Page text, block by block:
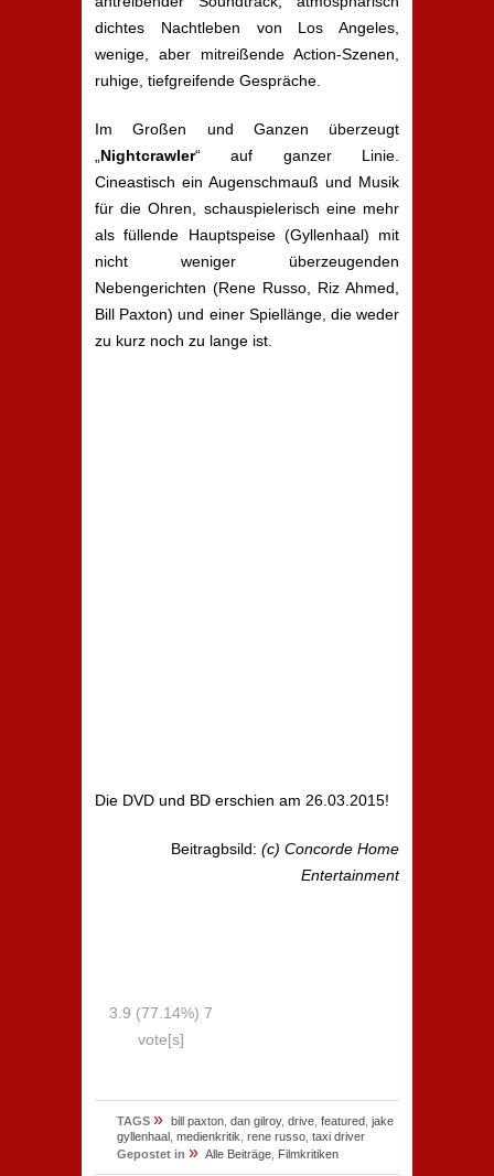
dichtes Nachtleben von Los Angeles,
wenige, aber mitreißende Action-Szenen,
ruhige, tiefgreifende Gespräche.
Im Großen und Ganzen überzeugt
Nightcrawler“ auf ganzer Linie.
Cineastisch ein Augenschmauß und Musik
für die Ohren, schauspielerisch eine mehr
als füllende Hauptspeise (Gyllenhaal) mit
nicht weniger überzeugenden
Nebengerichten (Rene Russo, Riz Ahmed,
Bill Paxton) und einer Spiellänge, die weder
zu kurz noch zu lange ist.
Die DVD und BD erschien am 26.03.2015!
Beitragbsild: (c) Concorde Home
Entertainment
3.9 (77.14%) 7
vote[s]
TAGS » bill paxton dan gilroy, drive featured jake
gyllenhaal medienkritik rene russo taxi driver
Gepostet in » Alle Beiträge Filmkritiken